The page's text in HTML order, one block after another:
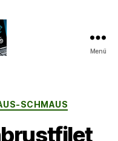
Menü
SCHMAUS